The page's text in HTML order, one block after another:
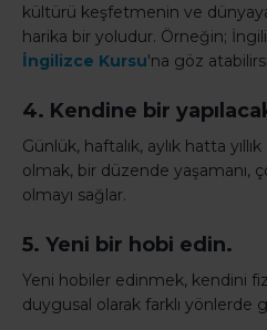
kültürü keşfetmenin ve
harika bir yoludur. Örneğin;
İngilizce Kursu'na göz
4. Kendine bir
Günlük, haftalık, aylık hatta
olmak, bir düzende yaşamanı,
olmayı sağlar.
5. Yeni bir hobi edin.
Yeni hobiler edinmek, kendini
duygusal olarak farklı yönlerde